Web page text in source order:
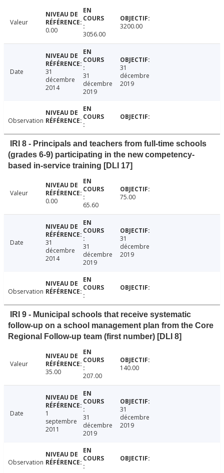
Valeur
0.00
3056.00
3200.00
Date
31
décembre
2014
31
décembre
2019
31
décembre
2019
Observation
IRI 8 - Principals and teachers from full-time schools
(grades 6-9) participating in the new competency-
based in-service training [DLI 17]
Valeur
0.00
65.60
75.00
Date
31
décembre
2014
31
décembre
2019
31
décembre
2019
Observation
IRI 9 - Municipal schools that receive systematic
follow-up on a school management plan from the Core
Regional Follow-up team (first number) [DLI 8]
Valeur
35.00
207.00
140.00
Date
1
septembre
2011
31
décembre
2019
31
décembre
2019
Observation